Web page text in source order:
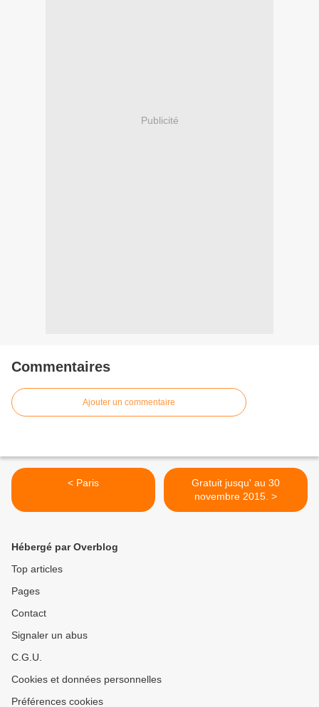
Publicité
Commentaires
Ajouter un commentaire
< Paris
Gratuit jusqu' au 30
novembre 2015. >
Hébergé par Overblog
Top articles
Pages
Contact
Signaler un abus
C.G.U.
Cookies et données personnelles
Préférences cookies